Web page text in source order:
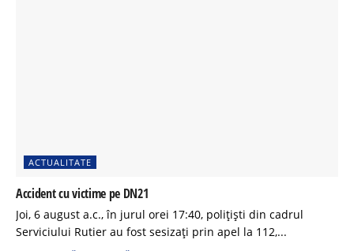
ACTUALITATE
Accident cu victime pe DN21
Joi, 6 august a.c., în jurul orei 17:40, polițiști din cadrul
Serviciului Rutier au fost sesizați prin apel la 112,...